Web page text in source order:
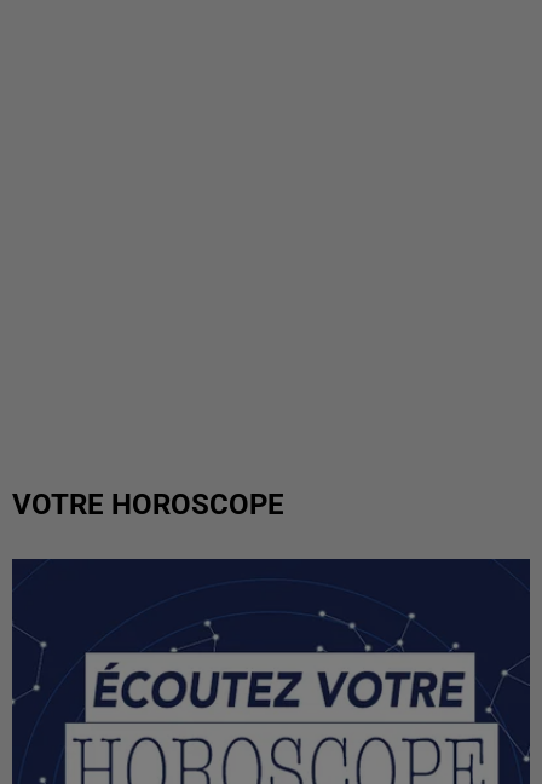
VOTRE HOROSCOPE